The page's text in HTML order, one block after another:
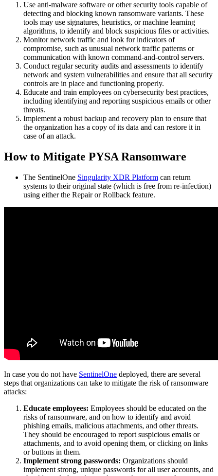
Use anti-malware software or other security tools capable of
detecting and blocking known ransomware variants. These
tools may use signatures, heuristics, or machine learning
algorithms, to identify and block suspicious files or activities.
Monitor network traffic and look for indicators of
compromise, such as unusual network traffic patterns or
communication with known command-and-control servers.
Conduct regular security audits and assessments to identify
network and system vulnerabilities and ensure that all security
controls are in place and functioning properly.
Educate and train employees on cybersecurity best practices,
including identifying and reporting suspicious emails or other
threats.
Implement a robust backup and recovery plan to ensure that
the organization has a copy of its data and can restore it in
case of an attack.
How to Mitigate PYSA Ransomware
The SentinelOne Singularity XDR Platform can return
systems to their original state (which is free from re-infection)
using either the Repair or Rollback feature.
In case you do not have SentinelOne deployed, there are several
steps that organizations can take to mitigate the risk of ransomware
attacks:
Educate employees: Employees should be educated on the
risks of ransomware, and on how to identify and avoid
phishing emails, malicious attachments, and other threats.
They should be encouraged to report suspicious emails or
attachments, and to avoid opening them, or clicking on links
or buttons in them.
Implement strong passwords: Organizations should
implement strong, unique passwords for all user accounts, and